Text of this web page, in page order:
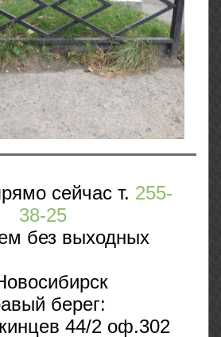
сейчас т. 255-
38-25
без выходных
берег:
44/2 оф.302